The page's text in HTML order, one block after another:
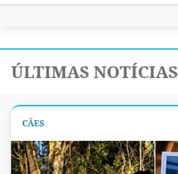
ÚLTIMAS NOTÍCIAS
CÃES